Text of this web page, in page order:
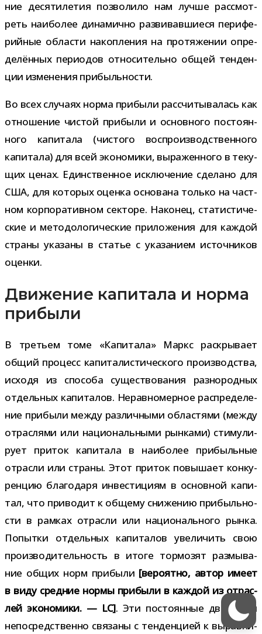
ние деся­ти­ле­тия поз­во­лило нам лучше рас­смот­
реть наи­бо­лее дина­мично раз­ви­вав­ши­еся пери­фе­
рий­ные обла­сти накоп­ле­ния на про­тя­же­нии опре­
де­лён­ных пери­о­дов отно­си­тельно общей тен­ден­
ции изме­не­ния прибыльности.
Во всех слу­чаях норма при­были рас­счи­ты­ва­лась как
отно­ше­ние чистой при­были и основ­ного посто­ян­
ного капи­тала (чистого вос­про­из­вод­ствен­ного
капи­тала) для всей эко­но­мики, выра­жен­ного в теку­
щих ценах. Единственное исклю­че­ние сде­лано для
США, для кото­рых оценка осно­вана только на част­
ном кор­по­ра­тив­ном сек­торе. Наконец, ста­ти­сти­че­
ские и мето­до­ло­ги­че­ские при­ло­же­ния для каж­дой
страны ука­заны в ста­тье с ука­за­нием источ­ни­ков
оценки.
Движение капитала и норма
прибыли
В тре­тьем томе «Капитала» Маркс рас­кры­вает
общий про­цесс капи­та­ли­сти­че­ского про­из­вод­ства,
исходя из спо­соба суще­ство­ва­ния раз­но­род­ных
отдель­ных капи­та­лов. Неравномерное рас­пре­де­ле­
ние при­были между раз­лич­ными обла­стями (между
отрас­лями или наци­о­наль­ными рын­ками) сти­му­ли­
рует при­ток капи­тала в наи­бо­лее при­быль­ные
отрасли или страны. Этот при­ток повы­шает кон­ку­
рен­цию бла­го­даря инве­сти­циям в основ­ной капи­
тал, что при­во­дит к общему сни­же­нию при­быль­но­
сти в рам­ках отрасли или наци­о­наль­ного рынка.
Попытки отдель­ных капи­та­лов уве­ли­чить свою
про­из­во­ди­тель­ность в итоге тор­мо­зят раз­мы­ва­
ние общих норм при­были [веро­ятно, автор имеет
в виду сред­ние нормы при­были в каж­дой из отрас­
лей эко­но­мики. — LC]. Эти посто­ян­ные дви­же­ния
непо­сред­ственно свя­заны с тен­ден­цией к вырав­ни­